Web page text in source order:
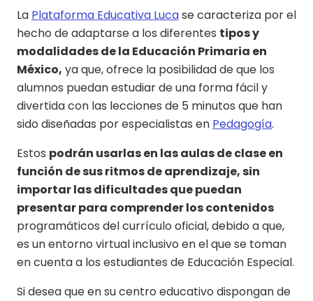
La Plataforma Educativa Lucase caracteriza por el
hecho de adaptarse a los diferentes tipos y
modalidades de la Educación Primaria en
México, ya que, ofrece la posibilidad de que los
alumnos puedan estudiar de una forma fácil y
divertida con las lecciones de 5 minutos que han
sido diseñadas por especialistas en Pedagogía.
Estos podrán usarlas en las aulas de clase en
función de sus ritmos de aprendizaje, sin
importar las dificultades que puedan
presentar para comprender los contenidos
programáticos del currículo oficial, debido a que,
es un entorno virtual inclusivo en el que se toman
en cuenta a los estudiantes de Educación Especial.
Si desea que en su centro educativo dispongan de